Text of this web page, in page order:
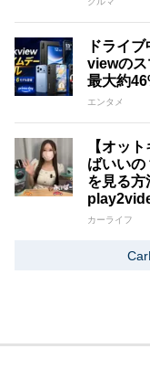
ドライ
viewのス
最大約
エンタメ
【オッ
ばいい
を見る方
カーライフ